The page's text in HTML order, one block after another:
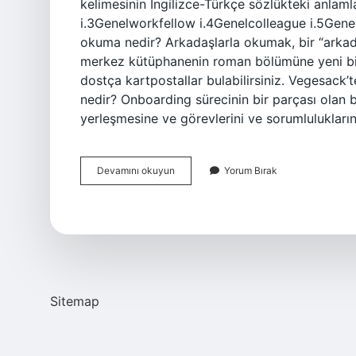
kelimesinin İngilizce-Türkçe sözlükteki
i.3Genelworkfellow i.4Genelcolleague
okuma nedir? Arkadaşlarla okumak, bir
merkez kütüphanenin roman bölümüne yeni
dostça kartpostallar bulabilirsiniz.
nedir? Onboarding sürecinin bir parçası olan
yerleşmesine ve görevlerini ve
Devamını okuyun
Buddy
Yorum Bırak
Sitemap